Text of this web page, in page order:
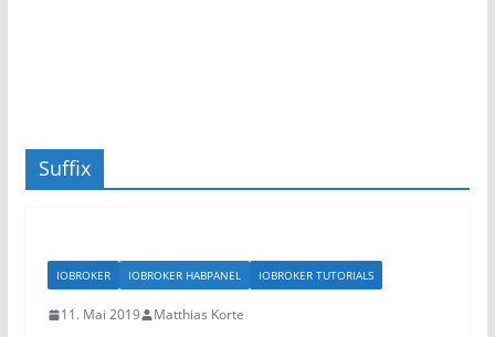
Suffix
IOBROKER IOBROKER HABPANEL IOBROKER TUTORIALS
11. Mai 2019 Matthias Korte